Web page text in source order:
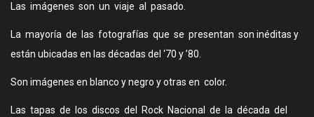
Las imágenes son un viaje al pasado.
La mayoría de las fotografías que se presentan son inéditas y
están ubicadas en las décadas del ‘70 y ’80.
Son imágenes en blanco y negro y otras en color.
Las tapas de los discos del Rock Nacional de la década del